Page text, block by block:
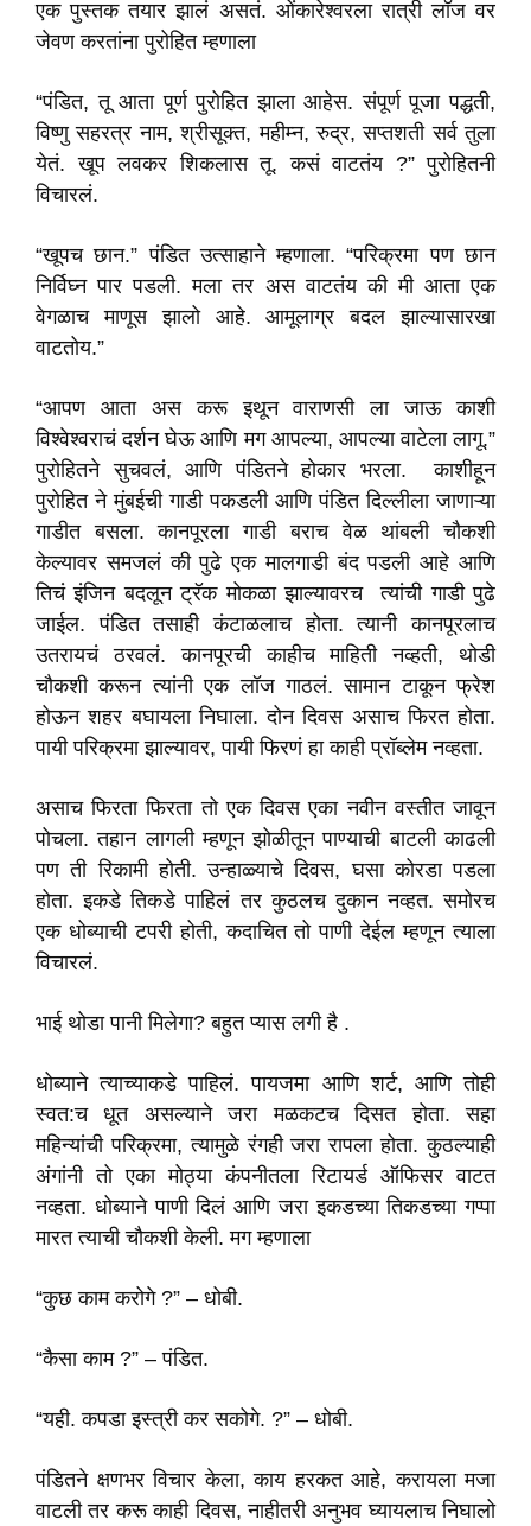
एक पुस्तक तयार झालं असतं. ओंकारेश्वरला रात्री लॉज वर
जेवण करतांना पुरोहित म्हणाला
“पंडित, तू आता पूर्ण पुरोहित झाला आहेस. संपूर्ण पूजा पद्धती,
विष्णु सहरत्र नाम, श्रीसूक्त, महीम्न, रुद्र, सप्तशती सर्व तुला
येतं. खूप लवकर शिकलास तू. कसं वाटतंय ?” पुरोहितनी
विचारलं.
“खूपच छान.” पंडित उत्साहाने म्हणाला. “परिक्रमा पण छान
निर्विघ्न पार पडली. मला तर अस वाटतंय की मी आता एक
वेगळाच माणूस झालो आहे. आमूलाग्र बदल झाल्यासारखा
वाटतोय.”
“आपण आता अस करू इथून वाराणसी ला जाऊ काशी
विश्वेश्वराचं दर्शन घेऊ आणि मग आपल्या, आपल्या वाटेला लागू.”
पुरोहितने सुचवलं, आणि पंडितने होकार भरला. काशीहून
पुरोहित ने मुंबईची गाडी पकडली आणि पंडित दिल्लीला जाणाऱ्या
गाडीत बसला. कानपूरला गाडी बराच वेळ थांबली चौकशी
केल्यावर समजलं की पुढे एक मालगाडी बंद पडली आहे आणि
तिचं इंजिन बदलून ट्रॅक मोकळा झाल्यावरच त्यांची गाडी पुढे
जाईल. पंडित तसाही कंटाळलाच होता. त्यानी कानपूरलाच
उतरायचं ठरवलं. कानपूरची काहीच माहिती नव्हती, थोडी
चौकशी करून त्यांनी एक लॉज गाठलं. सामान टाकून फ्रेश
होऊन शहर बघायला निघाला. दोन दिवस असाच फिरत होता.
पायी परिक्रमा झाल्यावर, पायी फिरणं हा काही प्रॉब्लेम नव्हता.
असाच फिरता फिरता तो एक दिवस एका नवीन वस्तीत जावून
पोचला. तहान लागली म्हणून झोळीतून पाण्याची बाटली काढली
पण ती रिकामी होती. उन्हाळ्याचे दिवस, घसा कोरडा पडला
होता. इकडे तिकडे पाहिलं तर कुठलच दुकान नव्हत. समोरच
एक धोब्याची टपरी होती, कदाचित तो पाणी देईल म्हणून त्याला
विचारलं.
भाई थोडा पानी मिलेगा? बहुत प्यास लगी है .
धोब्याने त्याच्याकडे पाहिलं. पायजमा आणि शर्ट, आणि तोही
स्वत:च धूत असल्याने जरा मळकटच दिसत होता. सहा
महिन्यांची परिक्रमा, त्यामुळे रंगही जरा रापला होता. कुठल्याही
अंगांनी तो एका मोठ्या कंपनीतला रिटायर्ड ऑफिसर वाटत
नव्हता. धोब्याने पाणी दिलं आणि जरा इकडच्या तिकडच्या गप्पा
मारत त्याची चौकशी केली. मग म्हणाला
“कुछ काम करोगे ?” – धोबी.
“कैसा काम ?” – पंडित.
“यही. कपडा इस्त्री कर सकोगे. ?” – धोबी.
पंडितने क्षणभर विचार केला, काय हरकत आहे, करायला मजा
वाटली तर करू काही दिवस, नाहीतरी अनुभव घ्यायलाच निघालो